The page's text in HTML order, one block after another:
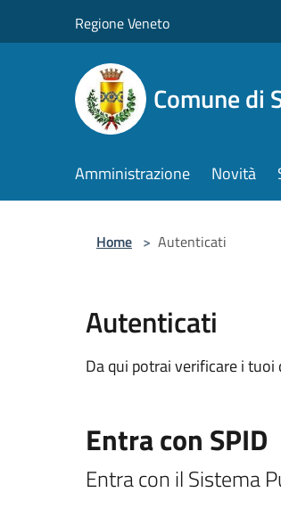
Regione Veneto
Comune di
Amministrazione Novità
Home > Autenticati
Autenticati
Da qui potrai verificare i
Entra con SPID
Entra con il Sistema